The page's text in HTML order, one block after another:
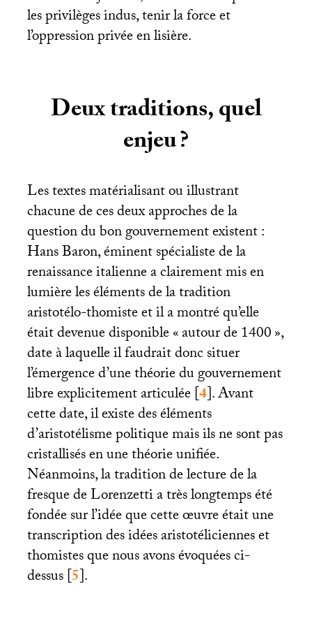
les privilèges indus, tenir la force et
l’oppression privée en lisière.
Deux traditions, quel
enjeu?
Les textes matérialisant ou illustrant
chacune de ces deux approches de la
question du bon gouvernement existent :
Hans Baron, éminent spécialiste de la
renaissance italienne a clairement mis en
lumière les éléments de la tradition
aristotélo-thomiste et il a montré qu’elle
était devenue disponible «autour de 1400»,
date à laquelle il faudrait donc situer
l’émergence d’une théorie du gouvernement
libre explicitement articulée[4]. Avant
cette date, il existe des éléments
d’aristotélisme politique mais ils ne sont pas
cristallisés en une théorie unifiée.
Néanmoins, la tradition de lecture de la
fresque de Lorenzetti a très longtemps été
fondée sur l’idée que cette œuvre était une
transcription des idées aristotéliciennes et
thomistes que nous avons évoquées ci-
dessus[5].